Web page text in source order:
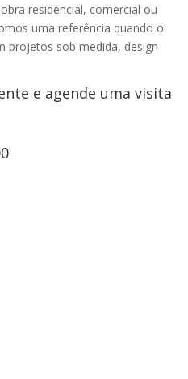
residencial, comercial ou
uma referência quando o
projetos sob medida, design
e agende uma visita